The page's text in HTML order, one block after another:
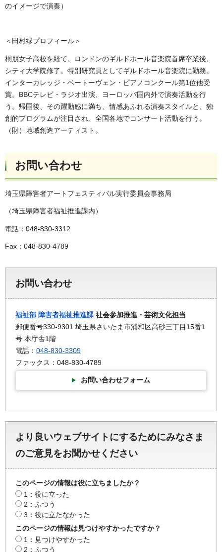
のイメージで演奏）
＜田村緑プロフィール＞
桐朋女子高校を経て、ロンドンのギルドホール音楽院首席卒業後、
シティ大学院修了。特別研究員としてギルドホール音楽院に勤務。
インターカレッジ・ベートーヴェン・ピアノコンクール第1位他受
賞。BBCテレビ・ラジオ出演、ヨーロッパ国内外で演奏活動を行
う。帰国後、その躍動感に満ち、情感あふれる演奏スタイルと、独
創的プログラムが注目され、全国各地でコンサート活動を行う。
（財）地域創造アーティスト。
お問い合わせ
埼玉県障害者アートフェスティバル実行委員会事務局
（埼玉県障害者福祉推進課内）
電話：048-830-3312
Fax：048-830-4789
お問い合わせ
福祉部 障害者福祉推進課 社会参加推進・芸術文化担当
郵便番号330-9301 埼玉県さいたま市浦和区高砂三丁目15番1
号 本庁舎1階
電話： 048-830-3309
ファックス：048-830-4789
お問い合わせフォーム
より良いウェブサイトにするためにみなさま
のご意見をお聞かせください
このページの情報は役に立ちましたか？
1：役に立った
2：ふつう
3：役に立たなかった
このページの情報は見つけやすかったですか？
1：見つけやすかった
2：ふつう